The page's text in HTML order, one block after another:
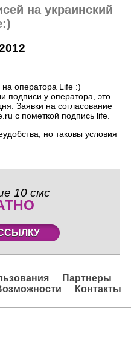
на украинский
оператора Life :)
подписи у оператора, это
Заявки на согласование
c пометкой подпись life.
но таковы условия
10 смс
Партнеры
Контакты